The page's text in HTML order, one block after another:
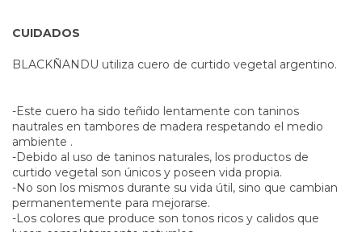
CUIDADOS
BLACKÑANDU utiliza cuero de curtido vegetal argentino.
-Este cuero ha sido teñido lentamente con taninos
nautrales en tambores de madera respetando el medio
ambiente .
-Debido al uso de taninos naturales, los productos de
curtido vegetal son únicos y poseen vida propia.
-No son los mismos durante su vida útil, sino que cambian
permanentemente para mejorarse.
-Los colores que produce son tonos ricos y calidos que